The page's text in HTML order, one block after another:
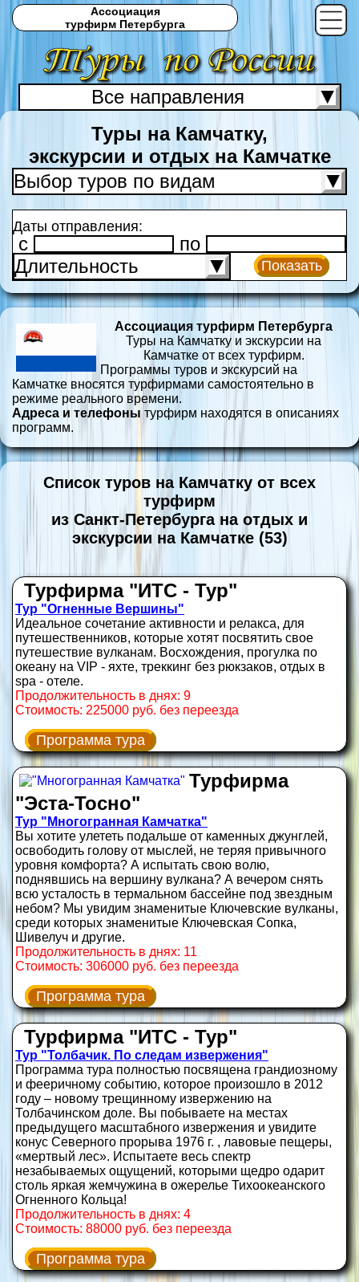
Ассоциация
турфирм Петербурга
Все направления
Туры на Камчатку,
экскурсии и отдых на Камчатке
Выбор туров по видам
Даты отправления:
c
по
Длительность
Показать
Ассоциация турфирм Петербурга
Туры на Камчатку и экскурсии на
Камчатке от всех турфирм.
Программы туров и экскурсий на
Камчатке вносятся турфирмами самостоятельно в
режиме реального времени.
Адреса и телефоны турфирм находятся в описаниях
программ.
Список туров на Камчатку от всех
турфирм
из Санкт-Петербурга на отдых и
экскурсии на Камчатке (53)
Турфирма "ИТС - Тур"
Тур "Огненные Вершины"
Идеальное сочетание активности и релакса, для
путешественников, которые хотят посвятить свое
путешествие вулканам. Восхождения, прогулка по
океану на VIP - яхте, треккинг без рюкзаков, отдых в
spa - отеле.
Продолжительность в днях: 9
Стоимость: 225000 руб. без переезда
Программа тура
Турфирма
"Эста-Тосно"
Тур "Многогранная Камчатка"
Вы хотите улететь подальше от каменных джунглей,
освободить голову от мыслей, не теряя привычного
уровня комфорта? А испытать свою волю,
поднявшись на вершину вулкана? А вечером снять
всю усталость в термальном бассейне под звездным
небом? Мы увидим знаменитые Ключевские вулканы,
среди которых знаменитые Ключевская Сопка,
Шивелуч и другие.
Продолжительность в днях: 11
Стоимость: 306000 руб. без переезда
Программа тура
Турфирма "ИТС - Тур"
Тур "Толбачик. По следам извержения"
Программа тура полностью посвящена грандиозному
и фееричному событию, которое произошло в 2012
году – новому трещинному извержению на
Толбачинском доле. Вы побываете на местах
предыдущего масштабного извержения и увидите
конус Северного прорыва 1976 г. , лавовые пещеры,
«мертвый лес». Испытаете весь спектр
незабываемых ощущений, которыми щедро одарит
столь яркая жемчужина в ожерелье Тихоокеанского
Огненного Кольца!
Продолжительность в днях: 4
Стоимость: 88000 руб. без переезда
Программа тура